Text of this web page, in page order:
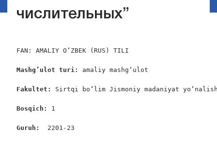
числительных”
FAN: AMALIY O‘ZBEK (RUS) TILI
Mashg’ulot turi: amaliy mashg‘ulot
Fakultet: Sirtqi bo‘lim Jismoniy madaniyat
Bosqich: 1
Guruh: 2201-23